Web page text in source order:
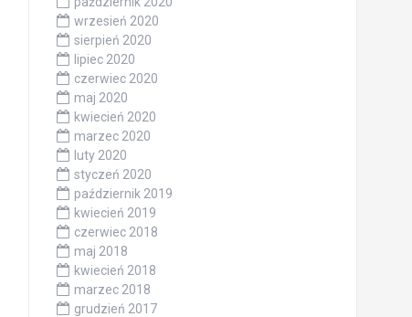
wrzesień 2020
sierpień 2020
lipiec 2020
czerwiec 2020
maj 2020
kwiecień 2020
marzec 2020
luty 2020
styczeń 2020
październik 2019
kwiecień 2019
czerwiec 2018
maj 2018
kwiecień 2018
marzec 2018
grudzień 2017